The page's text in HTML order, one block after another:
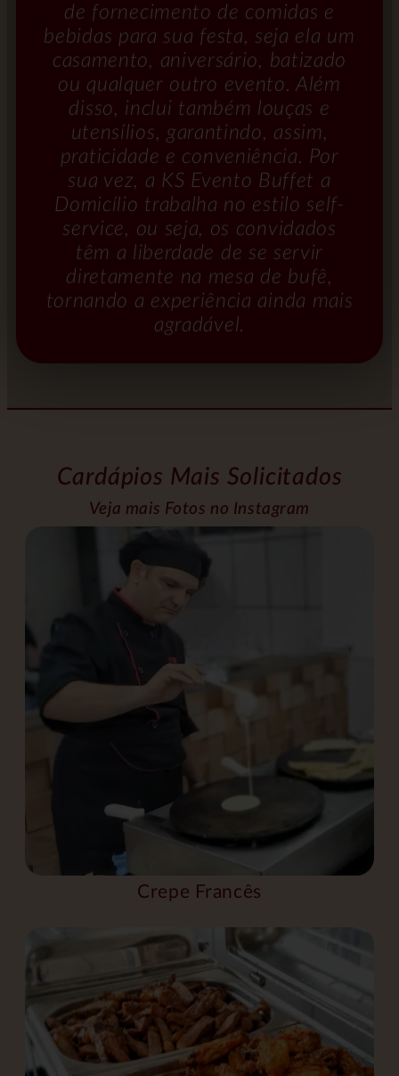
de fornecimento de comidas e
bebidas para sua festa, seja ela um
casamento, aniversário, batizado
ou qualquer outro evento. Além
disso, inclui também louças e
utensílios, garantindo, assim,
praticidade e conveniência. Por
sua vez, a KS Evento Buffet a
Domicílio trabalha no estilo self-
service, ou seja, os convidados
têm a liberdade de se servir
diretamente na mesa de bufê,
tornando a experiência ainda mais
agradável.
Cardápios Mais Solicitados
Veja mais Fotos no Instagram
Crepe Francês